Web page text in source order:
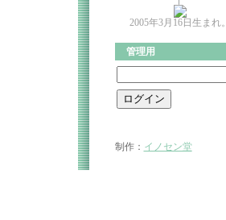
2005年3月16日生まれ。
管理用
制作： イノセン堂